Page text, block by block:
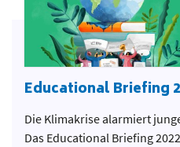
Educational Briefing
Die Klimakrise alarmiert
Das Educational Briefing